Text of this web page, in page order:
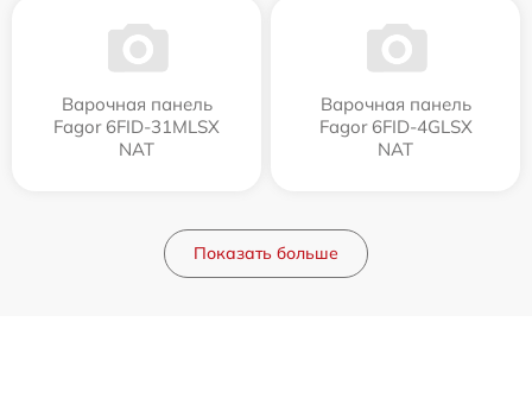
Варочная панель
Fagor 6FID-31MLSX
NAT
Варочная панель
Fagor 6FID-4GLSX
NAT
Показать больше